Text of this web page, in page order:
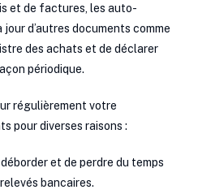
et de factures, les auto-
d’autres documents comme
des achats et de déclarer
périodique.
régulièrement votre
pour diverses raisons :
et de perdre du temps
bancaires.